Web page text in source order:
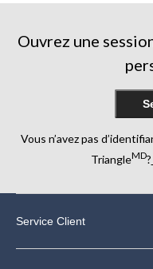
Ouvrez une
Vous n’avez pas
TriangleMD?
Service Client